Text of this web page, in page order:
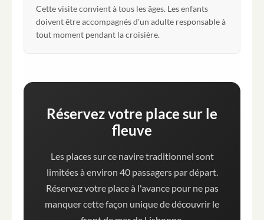
Cette visite convient à tous les âges. Les enfants
doivent être accompagnés d'un adulte responsable à
tout moment pendant la croisière.
Réservez votre place sur le
fleuve
Les places sur ce navire traditionnel sont
limitées à environ 40 passagers par départ.
Réservez votre place à l'avance pour ne pas
manquer cette façon unique de découvrir le